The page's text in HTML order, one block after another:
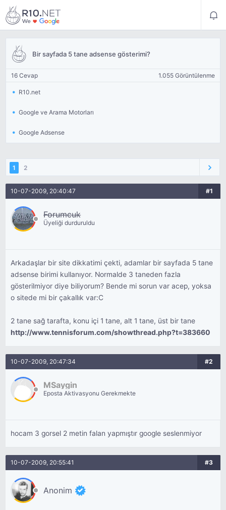
Bir sayfada 5 tane adsense gösterimi?
16 Cevap 1.055 Görüntülenme
R10.net
Google ve Arama Motorları
Google Adsense
1 2
10-07-2009, 20:40:47 #1
Forumcuk
Üyeliği durduruldu
Arkadaşlar bir site dikkatimi çekti, adamlar bir sayfada 5 tane
adsense birimi kullanıyor. Normalde 3 taneden fazla
gösterilmiyor diye biliyorum? Bende mi sorun var acep, yoksa
o sitede mi bir çakallık var:C
2 tane sağ tarafta, konu içi 1 tane, alt 1 tane, üst bir tane
http://www.tennisforum.com/showthread.php?t=383660
10-07-2009, 20:47:34 #2
MSaygin
Eposta Aktivasyonu Gerekmekte
hocam 3 gorsel 2 metin falan yapmıştır google seslenmiyor
10-07-2009, 20:55:41 #3
Anonim